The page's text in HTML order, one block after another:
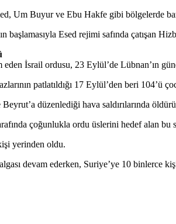
Um Buyur ve Ebu Hakfe gibi bölgelerde
Esed rejimi safında çatışan
İsrail ordusu, 23 Eylül’de Lübnan’ın
patlatıldığı 17 Eylül’den beri 104’ü
düzenlediği hava saldırılarında
çoğunlukla ordu üslerini hedef alan bu
yerinden oldu.
devam ederken, Suriye’ye 10 binlerce